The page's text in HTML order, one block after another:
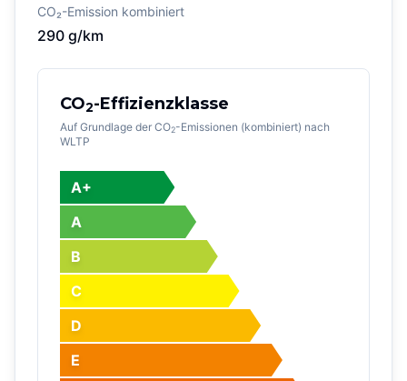
CO₂-Emission kombiniert
290 g/km
CO2-Effizienzklasse
Auf Grundlage der CO2-Emissionen (kombiniert) nach
WLTP
A+
A
B
C
D
E